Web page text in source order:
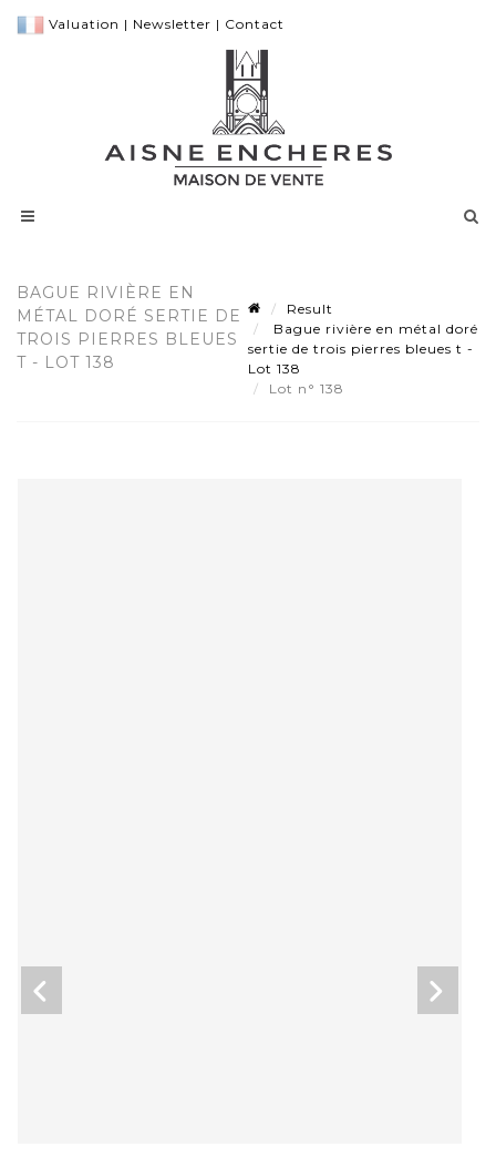
Valuation | Newsletter | Contact
BAGUE RIVIÈRE EN
MÉTAL DORÉ SERTIE DE
TROIS PIERRES BLEUES
T - LOT 138
Result
Bague rivière en métal doré
sertie de trois pierres bleues t -
Lot 138
Lot n° 138